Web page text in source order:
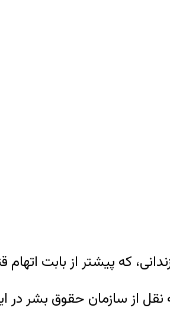
که پیشتر از بابت
نقل از سازمان حقوق بشر